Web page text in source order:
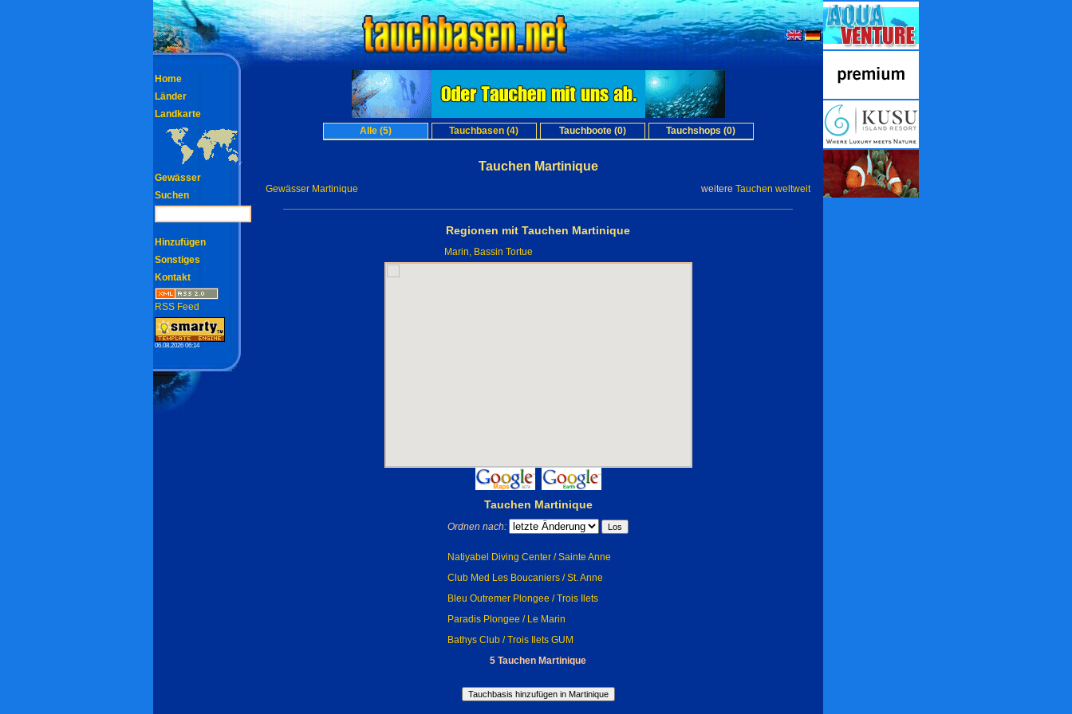
Alle (5) Tauchbasen (4) Tauchboote (0) Tauchshops (0)
Tauchen Martinique
Gewässer Martinique weitere Tauchen weltweit
Regionen mit Tauchen Martinique
Marin, Bassin Tortue
Tauchen Martinique
Ordnen nach:
Natiyabel Diving Center / Sainte Anne
Club Med Les Boucaniers / St. Anne
Bleu Outremer Plongee / Trois Ilets
Paradis Plongee / Le Marin
Bathys Club / Trois Ilets GUM
5 Tauchen Martinique
Home
Länder
Landkarte
Gewässer
Suchen
Hinzufügen
Sonstiges
Kontakt
RSS Feed
06.08.2026 06:14